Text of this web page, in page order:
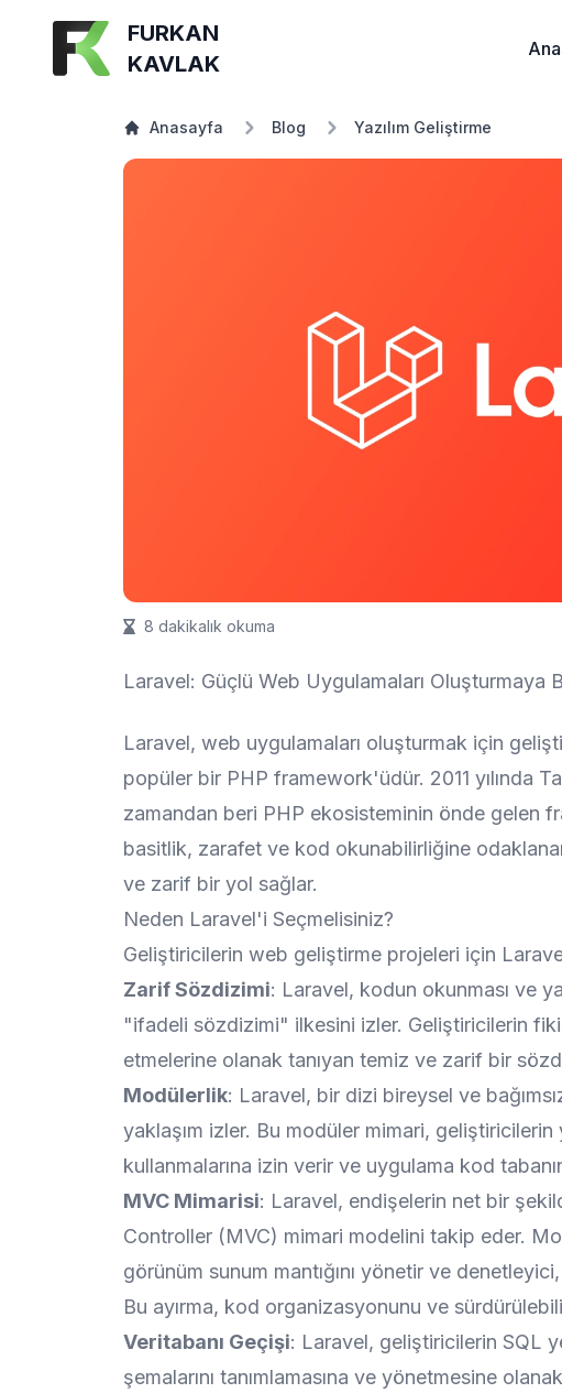
FURKAN
KAVLAK
Anasayfa Blog Yazılım Geliştirme
8 dakikalık okuma
Laravel: Güçlü Web Uygulamaları Oluşturmaya
Laravel, web uygulamaları oluşturmak için
popüler bir PHP framework'üdür. 2011 yılında
zamandan beri PHP ekosisteminin önde gelen
basitlik, zarafet ve kod okunabilirliğine
ve zarif bir yol sağlar.
Neden Laravel'i Seçmelisiniz?
Geliştiricilerin web geliştirme projeleri için
Zarif Sözdizimi: Laravel, kodun okunması ve
"ifadeli sözdizimi" ilkesini izler. Geliştiricilerin
etmelerine olanak tanıyan temiz ve zarif bir
Modülerlik: Laravel, bir dizi bireysel ve
yaklaşım izler. Bu modüler mimari,
kullanmalarına izin verir ve uygulama kod
MVC Mimarisi: Laravel, endişelerin net bir
Controller (MVC) mimari modelini takip eder.
görünüm sunum mantığını yönetir ve
Bu ayırma, kod organizasyonunu ve
Veritabanı Geçişi: Laravel, geliştiricilerin SQL
şemalarını tanımlamasına ve yönetmesine